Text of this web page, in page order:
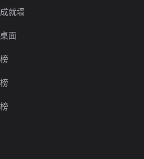
就墙
面